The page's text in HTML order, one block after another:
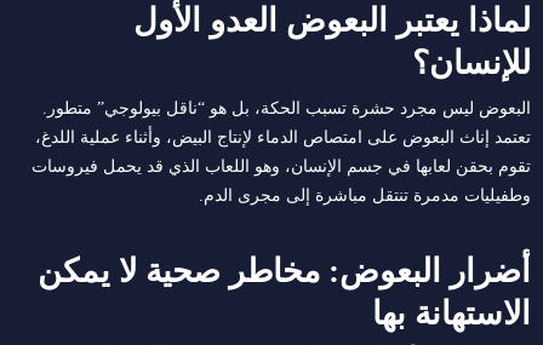
لماذا يعتبر البعوض العدو الأول
للإنسان؟
البعوض ليس مجرد حشرة تسبب الحكة، بل هو “ناقل بيولوجي” متطور.
تعتمد إناث البعوض على امتصاص الدماء لإنتاج البيض، وأثناء عملية اللدغ،
تقوم بحقن لعابها في جسم الإنسان، وهو اللعاب الذي قد يحمل فيروسات
وطفيليات مدمرة تنتقل مباشرة إلى مجرى الدم.
أضرار البعوض: مخاطر صحية لا يمكن
الاستهانة بها